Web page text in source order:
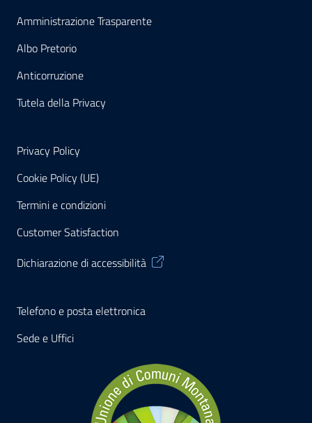
Amministrazione Trasparente
Albo Pretorio
Anticorruzione
Tutela della Privacy
Privacy Policy
Cookie Policy (UE)
Termini e condizioni
Customer Satisfaction
Dichiarazione di accessibilità
Telefono e posta elettronica
Sede e Uffici